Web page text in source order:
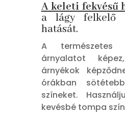
A keleti fekvésű
a lágy
hatását.
A természetes
árnyalatot
árnyékok
órákban
színeket.
kevésbé tompa